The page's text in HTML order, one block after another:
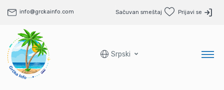
info@grckainfo.com Sačuvan smeštaj Prijavi se
Srpski